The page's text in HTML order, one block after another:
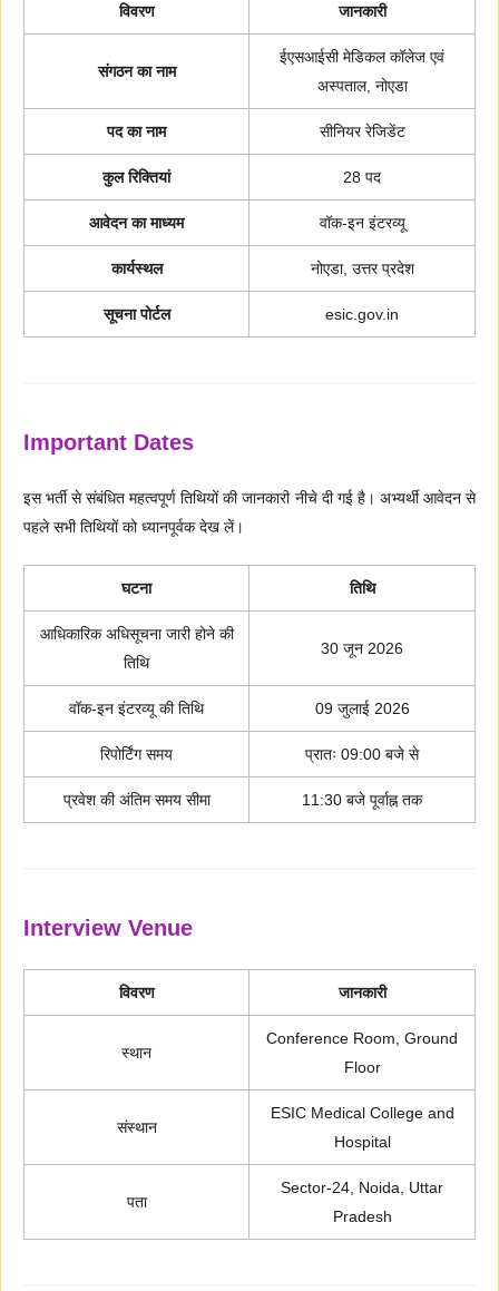
विवरण जानकारी
संगठन का नाम
ईएसआईसी मेडिकल कॉलेज एवं
अस्पताल, नोएडा
पद का नाम सीनियर रेजिडेंट
कुल रिक्तियां 28 पद
आवेदन का माध्यम वॉक-इन इंटरव्यू
कार्यस्थल नोएडा, उत्तर प्रदेश
सूचना पोर्टल esic.gov.in
Important Dates
इस भर्ती से संबंधित महत्वपूर्ण तिथियों की जानकारी नीचे दी गई है। अभ्यर्थी आवेदन से
पहले सभी तिथियों को ध्यानपूर्वक देख लें।
घटना तिथि
आधिकारिक अधिसूचना जारी होने की
तिथि
30 जून 2026
वॉक-इन इंटरव्यू की तिथि 09 जुलाई 2026
रिपोर्टिंग समय प्रातः 09:00 बजे से
प्रवेश की अंतिम समय सीमा 11:30 बजे पूर्वाह्न तक
Interview Venue
विवरण जानकारी
स्थान
Conference Room, Ground
Floor
संस्थान
ESIC Medical College and
Hospital
पता
Sector-24, Noida, Uttar
Pradesh